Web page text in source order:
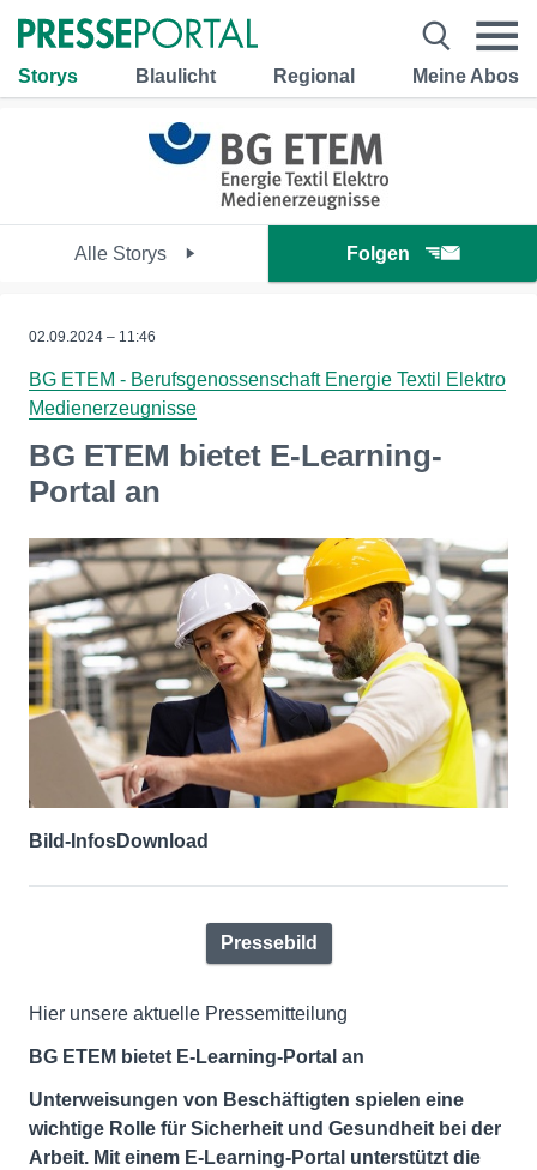
Storys Blaulicht Regional Meine Abos
Alle Storys Folgen
02.09.2024 – 11:46
BG ETEM - Berufsgenossenschaft Energie Textil Elektro
Medienerzeugnisse
BG ETEM bietet E-Learning-
Portal an
Bild-InfosDownload
Pressebild
Hier unsere aktuelle Pressemitteilung
BG ETEM bietet E-Learning-Portal an
Unterweisungen von Beschäftigten spielen eine
wichtige Rolle für Sicherheit und Gesundheit bei der
Arbeit. Mit einem E-Learning-Portal unterstützt die